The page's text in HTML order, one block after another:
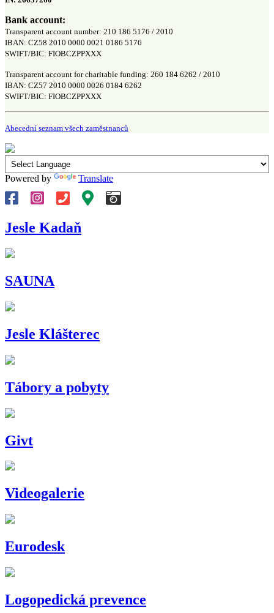
Bank account:
Transparent account number: 210 186 5176 / 2010
IBAN: CZ58 2010 0000 0021 0186 5176
SWIFT/BIC: FIOBCZPPXXX
Transparent account for charitable funding: 260 184 6262 / 2010
IBAN: CZ57 2010 0000 0026 0184 6262
SWIFT/BIC: FIOBCZPPXXX
Abecední seznam všech zaměstnanců
Powered by Translate
Jesle Kadaň
SAUNA
Jesle Klášterec
Tábory a pobyty
Givt
Videogalerie
Eurodesk
Logopedická prevence